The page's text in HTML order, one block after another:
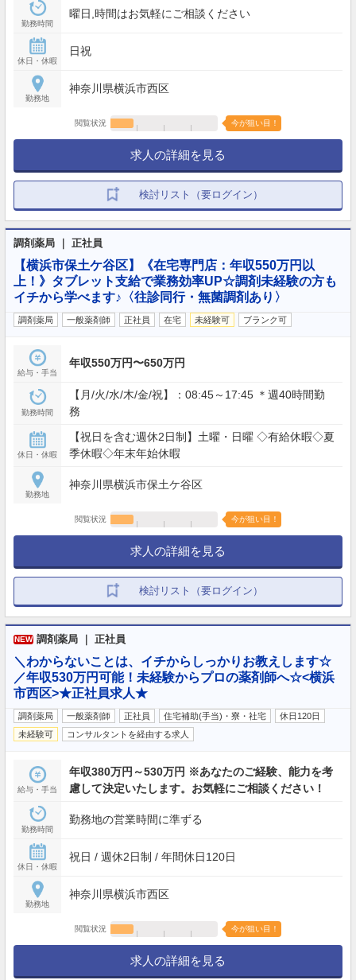
勤務時間
曜日,時間はお気軽にご相談ください
休日・休暇
日祝
勤務地
神奈川県横浜市西区
閲覧状況 今が狙い目！
求人の詳細を見る
検討リスト（要ログイン）
調剤薬局 ｜ 正社員
【横浜市保土ケ谷区】《在宅専門店：年収550万円以
上！》タブレット支給で業務効率UP☆調剤未経験の方も
イチから学べます♪〈往診同行・無菌調剤あり〉
調剤薬局 一般薬剤師 正社員 在宅 未経験可 ブランク可
給与・手当
年収550万円〜650万円
勤務時間
【月/火/水/木/金/祝】：08:45～17:45 ＊週40時間勤
務
休日・休暇
【祝日を含む週休2日制】土曜・日曜 ◇有給休暇◇夏
季休暇◇年末年始休暇
勤務地
神奈川県横浜市保土ケ谷区
閲覧状況 今が狙い目！
求人の詳細を見る
検討リスト（要ログイン）
NEW 調剤薬局 ｜ 正社員
＼わからないことは、イチからしっかりお教えします☆
／年収530万円可能！未経験からプロの薬剤師へ☆<横浜
市西区>★正社員求人★
調剤薬局 一般薬剤師 正社員 住宅補助(手当)・寮・社宅
休日120日
未経験可
コンサルタントを経由する求人
給与・手当
年収380万円～530万円 ※あなたのご経験、能力を考
慮して決定いたします。お気軽にご相談ください！
勤務時間
勤務地の営業時間に準ずる
休日・休暇
祝日 / 週休2日制 / 年間休日120日
勤務地
神奈川県横浜市西区
閲覧状況 今が狙い目！
求人の詳細を見る